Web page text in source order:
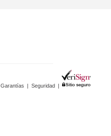
Garantías | Seguridad |